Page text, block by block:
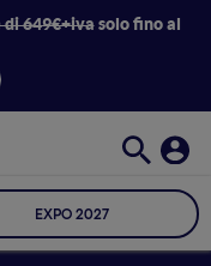
di 649€+ivasolo fino al
EXPO 2027